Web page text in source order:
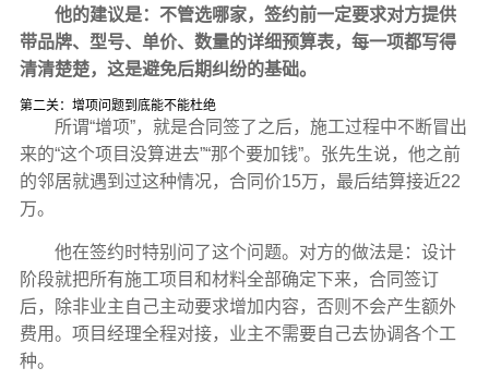
他的建议是：不管选哪家，签约前一定要求对方提供
带品牌、型号、单价、数量的详细预算表，每一项都写得
清清楚楚，这是避免后期纠纷的基础。
第二关：增项问题到底能不能杜绝
所谓“增项”，就是合同签了之后，施工过程中不断冒出
来的“这个项目没算进去”“那个要加钱”。张先生说，他之前
的邻居就遇到过这种情况，合同价15万，最后结算接近22
万。
他在签约时特别问了这个问题。对方的做法是：设计
阶段就把所有施工项目和材料全部确定下来，合同签订
后，除非业主自己主动要求增加内容，否则不会产生额外
费用。项目经理全程对接，业主不需要自己去协调各个工
种。